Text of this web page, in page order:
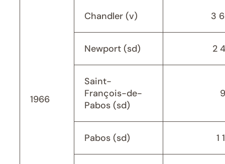
1966
Chandler (v) 3
Newport (sd) 2
Saint-
François-de-
Pabos (sd)
Pabos (sd) 1